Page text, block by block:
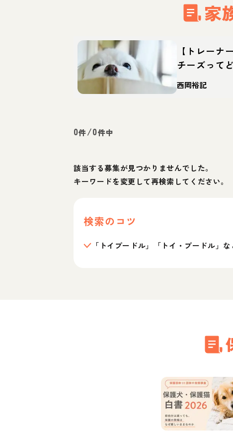
家
【トレーナ
チーズって
徴・育て方
西岡裕記
0件/0件中
該当する募集が見つかりませんでした。
キーワードを変更して再検索してください。
検索のコツ
「トイプードル」「トイ・プードル」